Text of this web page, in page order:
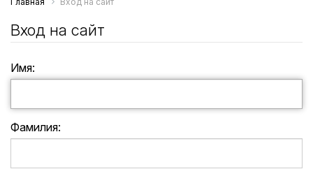
Вход на сайт
Имя:
Фамилия: